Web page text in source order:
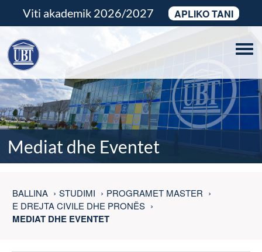
Viti akademik 2026/2027 APLIKO TANI
Mediat dhe Eventet
BALLINA STUDIMI
PROGRAMET MASTER
E DREJTA CIVILE DHE PRONËS
MEDIAT DHE EVENTET